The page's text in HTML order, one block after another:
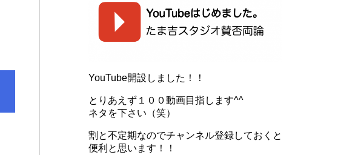
YouTube開設しました！！
とりあえず１００動画目指します^^
ネタを下さい（笑）
割と不定期なのでチャンネル登録しておくと
便利と思います！！